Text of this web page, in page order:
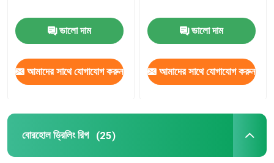
এইচডিডি রিমারভালো দাম
আমাদের সাথে যোগাযোগ করুন
ভালো দাম
আমাদের সাথে যোগাযোগ করুন
বোরহোল ড্রিলিং রিগ (25)